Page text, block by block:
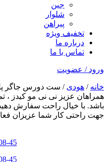
جین
شلوار
پیراهن
تخفیف ویژه
درباره ما
تماس با ما
ورود / عضویت
خانه / هودی / ست دورس جاگر
همراهان عزیز نی نی مو کیدز ،
باشد. با خیال راحت سفارش
جهت راحتی کار شما عزیزان